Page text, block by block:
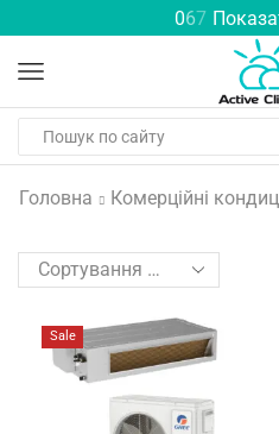
067
Головна Комерційні
Sale